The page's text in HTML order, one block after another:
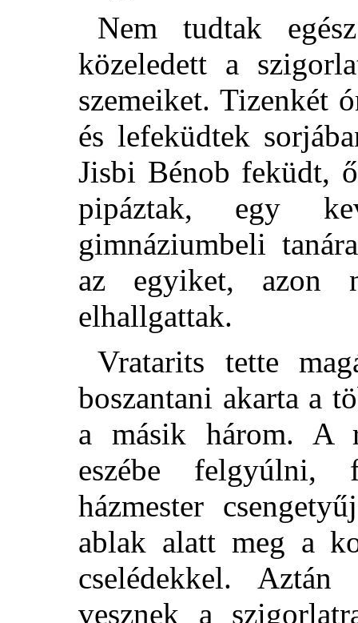
Nem tudtak
közeledett a
szemeiket. Tizenkét
és lefeküdtek
Jisbi Bénob feküdt,
pipáztak, egy
gimnáziumbeli
az egyiket, azon
elhallgattak.
Vratarits tette
boszantani akarta a
a másik három. A
eszébe
házmester
ablak alatt meg a
cselédekkel.
vesznek a